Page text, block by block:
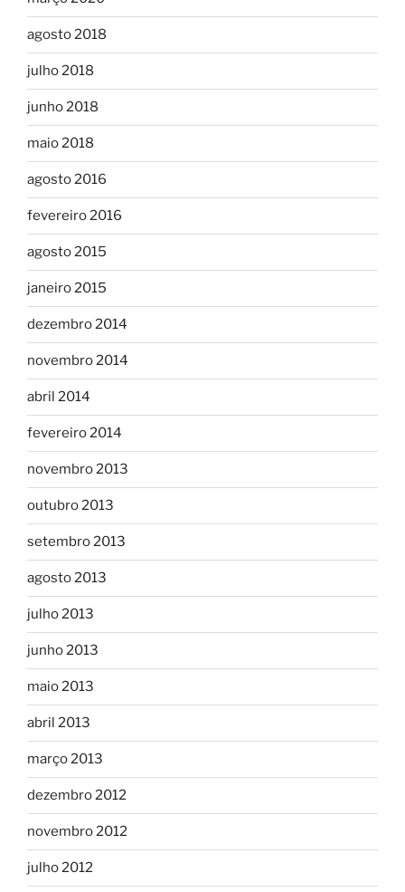
agosto 2018
julho 2018
junho 2018
maio 2018
agosto 2016
fevereiro 2016
agosto 2015
janeiro 2015
dezembro 2014
novembro 2014
abril 2014
fevereiro 2014
novembro 2013
outubro 2013
setembro 2013
agosto 2013
julho 2013
junho 2013
maio 2013
abril 2013
março 2013
dezembro 2012
novembro 2012
julho 2012